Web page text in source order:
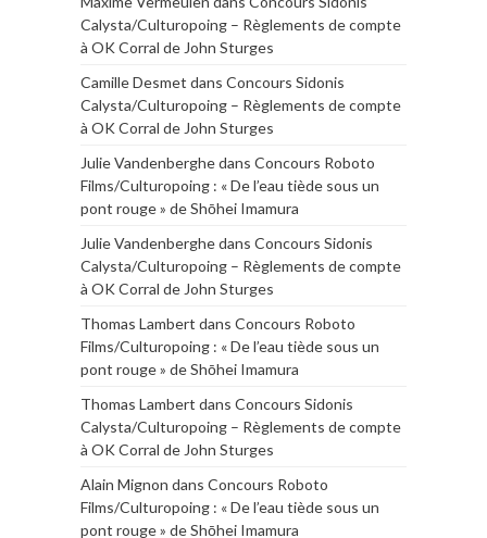
Calysta/Culturopoing – Règlements de compte
à OK Corral de John Sturges
Camille Desmet dans Concours Sidonis
Calysta/Culturopoing – Règlements de compte
à OK Corral de John Sturges
Julie Vandenberghedans Concours Roboto
Films/Culturopoing : « De l’eau tiède sous un
pont rouge » de Shōhei Imamura
Julie Vandenberghedans Concours Sidonis
Calysta/Culturopoing – Règlements de compte
à OK Corral de John Sturges
Thomas Lambert dans Concours Roboto
Films/Culturopoing : « De l’eau tiède sous un
pont rouge » de Shōhei Imamura
Thomas Lambert dans Concours Sidonis
Calysta/Culturopoing – Règlements de compte
à OK Corral de John Sturges
Alain Mignon dans Concours Roboto
Films/Culturopoing : « De l’eau tiède sous un
pont rouge » de Shōhei Imamura